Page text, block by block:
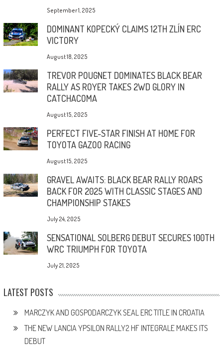
September 1, 2025
DOMINANT KOPECKÝ CLAIMS 12TH ZLÍN ERC
VICTORY
August 18, 2025
TREVOR POUGNET DOMINATES BLACK BEAR
RALLY AS ROYER TAKES 2WD GLORY IN
CATCHACOMA
August 15, 2025
PERFECT FIVE-STAR FINISH AT HOME FOR
TOYOTA GAZOO RACING
August 15, 2025
GRAVEL AWAITS: BLACK BEAR RALLY ROARS
BACK FOR 2025 WITH CLASSIC STAGES AND
CHAMPIONSHIP STAKES
July 24, 2025
SENSATIONAL SOLBERG DEBUT SECURES 100TH
WRC TRIUMPH FOR TOYOTA
July 21, 2025
LATEST POSTS
MARCZYK AND GOSPODARCZYK SEAL ERC TITLE IN CROATIA
THE NEW LANCIA YPSILON RALLY2 HF INTEGRALE MAKES ITS
DEBUT